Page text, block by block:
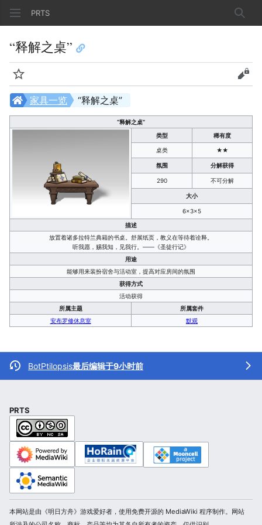
PRTS 搜索
“释解之桌”
监视 查看
“释解之桌”
家具一览
“释解之桌”
类型
稀有度
桌类 ★★
氛围 分解获得
290 不可分解
大小
6×3×5
描述
放置着诸多拉特兰典籍的书桌。舒展纸页，教义在等待着诠释。
听我愿，赐我知，见我行。——《圣徒行记》
用途
能够用来装扮宿舍与活动室，提高对应房间的氛围
获得方式
活动获得
所属主题
所属套件
安布罗修休息室
默观
BotPtilopsis最后编辑于9小时前
PRTS
本网站是由《明日方舟》游戏爱好者，使用免费开源的 MediaWiki 程序制作。网站